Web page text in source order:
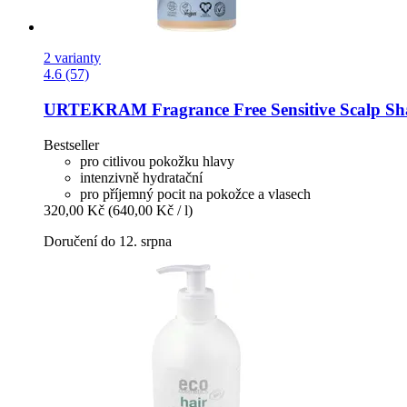
2 varianty
4.6 (57)
URTEKRAM Fragrance Free Sensitive Scalp
Bestseller
pro citlivou pokožku hlavy
intenzivně hydratační
pro příjemný pocit na pokožce a vlasech
320,00 Kč (640,00 Kč / l)
Doručení do 12. srpna